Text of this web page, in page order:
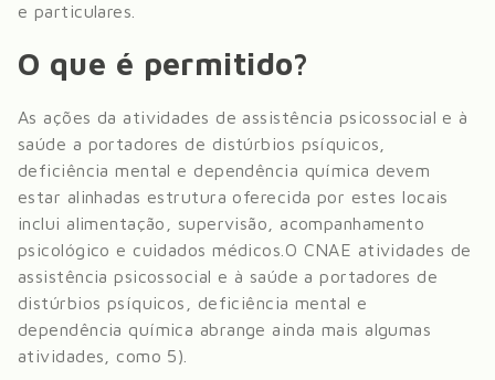
e particulares
O que é permitido?
As ações da atividades de assistência psicossocial e à
saúde a portadores de distúrbios psíquicos,
deficiência mental e dependência química devem
estar alinhadas estrutura oferecida por estes locais
inclui alimentação, supervisão, acompanhamento
psicológico e cuidados médicos. O CNAE atividades de
assistência psicossocial e à saúde a portadores de
distúrbios psíquicos, deficiência mental e
dependência química abrange ainda mais algumas
atividades, como 5)